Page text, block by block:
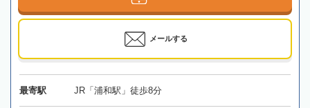
メールする
最寄駅 JR「浦和駅」徒歩8分